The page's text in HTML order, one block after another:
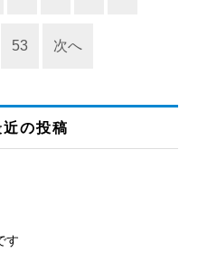
53 次へ
の投稿
す